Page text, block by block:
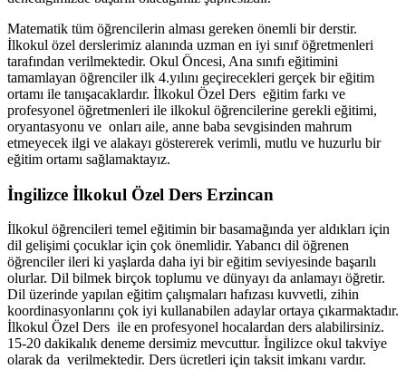
Matematik tüm öğrencilerin alması gereken önemli bir derstir.
İlkokul özel derslerimiz alanında uzman en iyi sınıf öğretmenleri
tarafından verilmektedir. Okul Öncesi, Ana sınıfı eğitimini
tamamlayan öğrenciler ilk 4.yılını geçirecekleri gerçek bir eğitim
ortamı ile tanışacaklardır. İlkokul Özel Ders eğitim farkı ve
profesyonel öğretmenleri ile ilkokul öğrencilerine gerekli eğitimi,
oryantasyonu ve onları aile, anne baba sevgisinden mahrum
etmeyecek ilgi ve alakayı göstererek verimli, mutlu ve huzurlu bir
eğitim ortamı sağlamaktayız.
İngilizce İlkokul Özel Ders Erzincan
İlkokul öğrencileri temel eğitimin bir basamağında yer aldıkları için
dil gelişimi çocuklar için çok önemlidir. Yabancı dil öğrenen
öğrenciler ileri ki yaşlarda daha iyi bir eğitim seviyesinde başarılı
olurlar. Dil bilmek birçok toplumu ve dünyayı da anlamayı öğretir.
Dil üzerinde yapılan eğitim çalışmaları hafızası kuvvetli, zihin
koordinasyonlarını çok iyi kullanabilen adaylar ortaya çıkarmaktadır.
İlkokul Özel Ders ile en profesyonel hocalardan ders alabilirsiniz.
15-20 dakikalık deneme dersimiz mevcuttur. İngilizce okul takviye
olarak da verilmektedir. Ders ücretleri için taksit imkanı vardır.